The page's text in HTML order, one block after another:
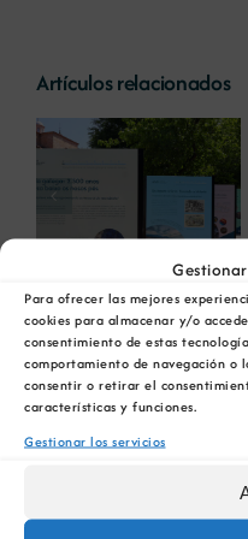
Para ofrecer las mejores
cookies para almacenar y/o
consentimiento de estas
comportamiento de navegación o
consentir o retirar el
características y funciones.
Gestionar los servicios
Artículos relacionados
La COMG
dos líderes
empresarias
motivo de su
Centenario
debatir
futuro del
gallego
Plan
Natura
información